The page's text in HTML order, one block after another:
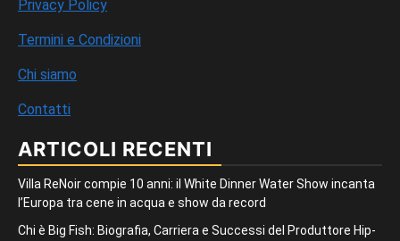
Privacy Policy
Termini e Condizioni
Chi siamo
Contatti
ARTICOLI RECENTI
Villa ReNoir compie 10 anni: il White Dinner Water Show incanta
l’Europa tra cene in acqua e show da record
Chi è Big Fish: Biografia, Carriera e Successi del Produttore Hip-